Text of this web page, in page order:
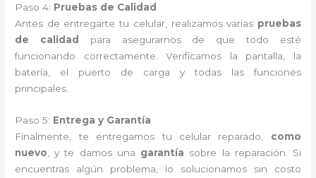
Paso 4: Pruebas de Calidad
Antes de entregarte tu celular, realizamos varias pruebas
de calidad
para asegurarnos de que todo esté
funcionando correctamente. Verificamos la pantalla, la
batería, el puerto de carga y todas las funciones
principales.
Paso 5: Entrega y Garantía
Finalmente, te entregamos tu celular reparado, como
nuevo , y te damos una garantía sobre la reparación. Si
encuentras algún problema, lo solucionamos sin costo